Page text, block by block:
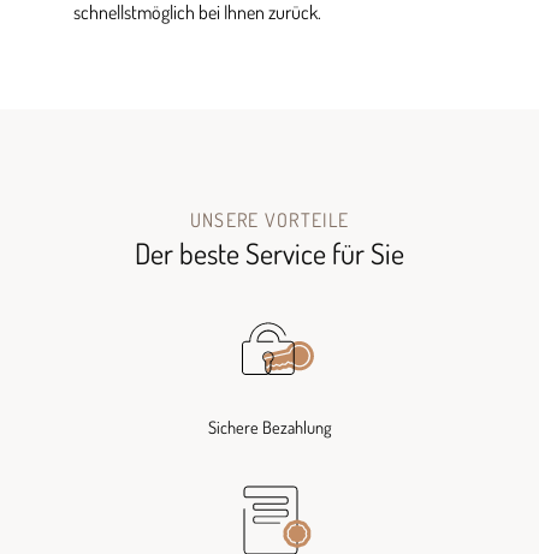
schnellstmöglich bei Ihnen zurück.
UNSERE VORTEILE
Der beste Service für Sie
Sichere Bezahlung